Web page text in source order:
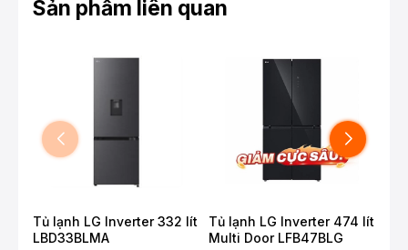
Sản phẩm liên quan
Tủ lạnh LG Inverter 332 lít
LBD33BLMA
Tủ lạnh LG Inverter 474 lít
Multi Door LFB47BLG